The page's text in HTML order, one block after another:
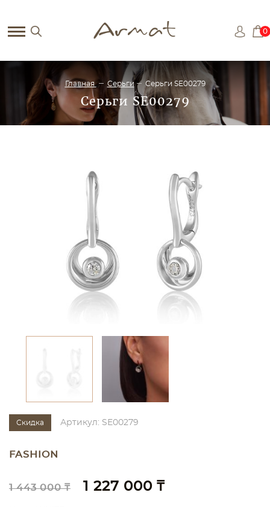
0
Главная Серьги Серьги SE00279
Серьги SE00279
Скидка Артикул: SE00279
FASHION
1 443 000 ₸ 1 227 000 ₸